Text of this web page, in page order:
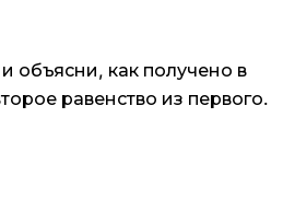
объясни, как получено в
равенство из первого.